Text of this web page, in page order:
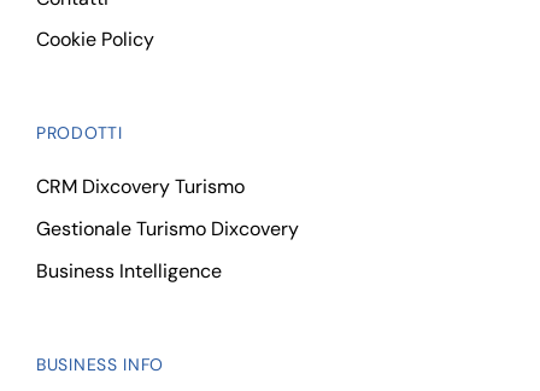
Cookie Policy
PRODOTTI
CRM Dixcovery Turismo
Gestionale Turismo Dixcovery
Business Intelligence
BUSINESS INFO